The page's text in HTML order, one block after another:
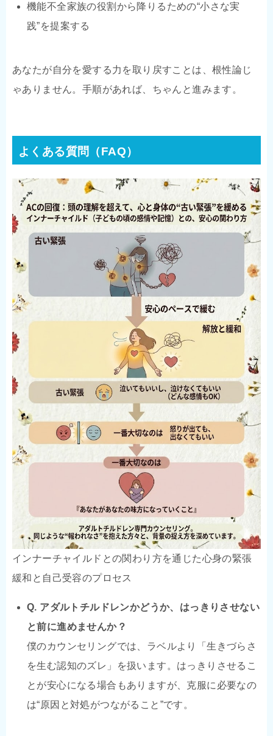
機能不全家族の役割から降りるための“小さな実
践”を提案する
あなたが自分を愛する力を取り戻すことは、根性論じ
ゃありません。手順があれば、ちゃんと進みます。
よくある質問（FAQ）
インナーチャイルドとの関わり方を通じた心身の緊張
緩和と自己受容のプロセス
Q. アダルトチルドレンかどうか、はっきりさせない
と前に進めませんか？
僕のカウンセリングでは、ラベルより「生きづらさ
を生む認知のズレ」を扱います。はっきりさせるこ
とが安心になる場合もありますが、克服に必要なの
は“原因と対処がつながること”です。